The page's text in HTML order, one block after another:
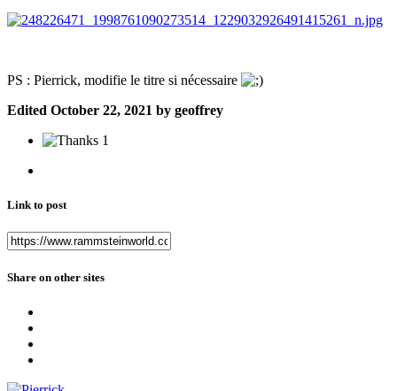
PS : Pierrick, modifie le titre si nécessaire
Edited October 22, 2021 by geoffrey
1
Link to post
Share on other sites